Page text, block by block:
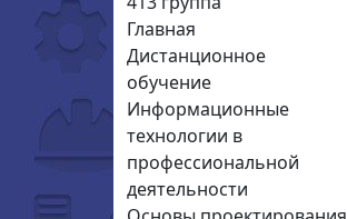
Главная
Дистанционное
обучение
Информационные
технологии в
профессиональной
деятельности